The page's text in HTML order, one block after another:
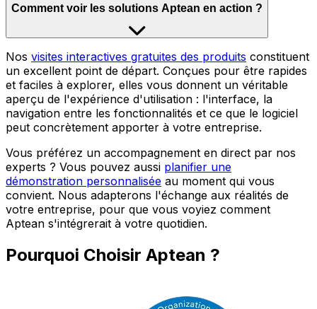
Comment voir les solutions Aptean en action ?
Nos visites interactives gratuites des produits constituent
un excellent point de départ. Conçues pour être rapides
et faciles à explorer, elles vous donnent un véritable
aperçu de l'expérience d'utilisation : l'interface, la
navigation entre les fonctionnalités et ce que le logiciel
peut concrètement apporter à votre entreprise.
Vous préférez un accompagnement en direct par nos
experts ? Vous pouvez aussi planifier une
démonstration personnalisée au moment qui vous
convient. Nous adapterons l'échange aux réalités de
votre entreprise, pour que vous voyiez comment
Aptean s'intégrerait à votre quotidien.
Pourquoi Choisir Aptean ?